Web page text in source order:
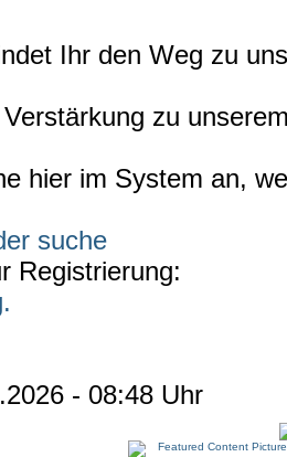
Ihr den Weg zu
zu
hier im System an,
suche
Registrierung:
- 08:48 Uhr